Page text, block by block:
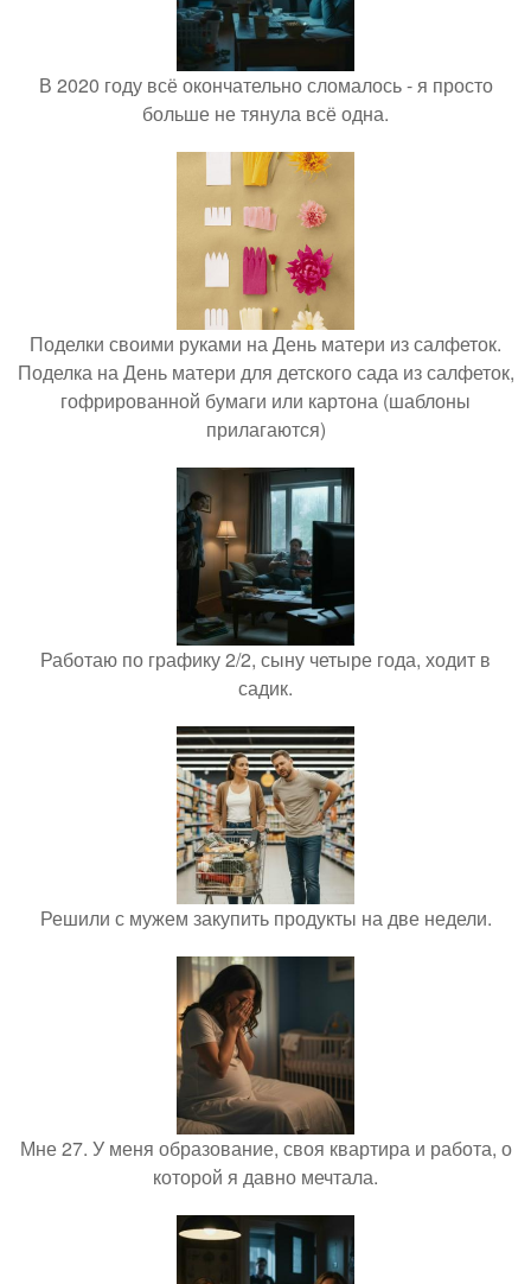
В 2020 году всё окончательно сломалось - я просто
больше не тянула всё одна.
Поделки своими руками на День матери из салфеток.
Поделка на День матери для детского сада из салфеток,
гофрированной бумаги или картона (шаблоны
прилагаются)
Работаю по графику 2/2, сыну четыре года, ходит в
садик.
Решили с мужем закупить продукты на две недели.
Мне 27. У меня образование, своя квартира и работа, о
которой я давно мечтала.